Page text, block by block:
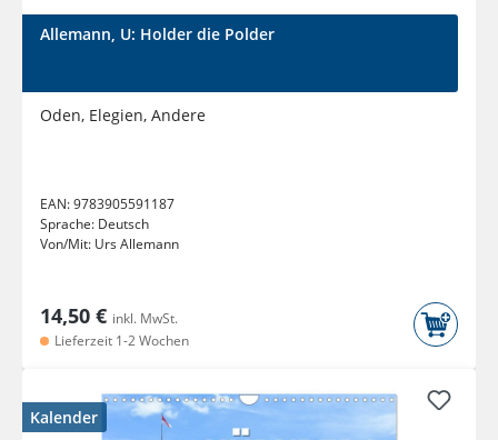
Allemann, U: Holder die Polder
Oden, Elegien, Andere
EAN:9783905591187
Sprache: Deutsch
Von/Mit: Urs Allemann
14,50 € inkl. MwSt.
Lieferzeit 1-2 Wochen
Kalender